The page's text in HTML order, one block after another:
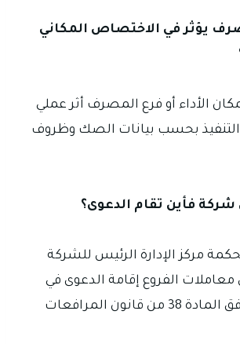
يؤثر في الاختصاص المكاني
الأداء أو فرع المصرف أثر عملي
بحسب بيانات الصك وظروف
شركة فأين تقام الدعوى؟
مركز الإدارة الرئيس للشركة
الفروع إقامة الدعوى في
محكمة الفرع وفق المادة 38 من قانون المرافعات